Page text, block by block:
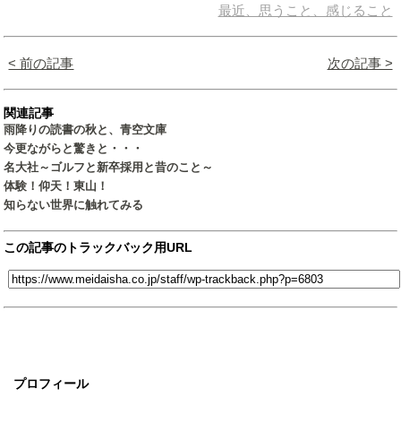
プロフィール
最近、思うこと、感じること
< 前の記事 次の記事 >
関連記事
雨降りの読書の秋と、青空文庫
今更ながらと驚きと・・・
名大社～ゴルフと新卒採用と昔のこと～
体験！仰天！東山！
知らない世界に触れてみる
この記事のトラックバック用URL